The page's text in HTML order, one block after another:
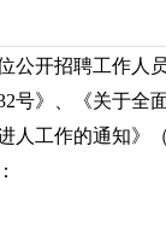
公开招聘工作人
号》、《关于全
人工作的通知》